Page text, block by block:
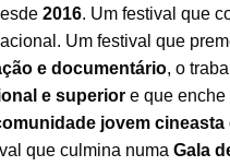
2016. Um festival que
Um festival que
e documentário, o
e superior e que
jovem
que culmina numa Gala